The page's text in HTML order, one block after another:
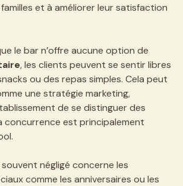
familles et à améliorer leur satisfaction
le bar n’offre aucune option de
, les clients peuvent se sentir libres
ou des repas simples. Cela peut
une stratégie marketing,
de se distinguer des
concurrence est principalement
négligé concerne les
comme les anniversaires ou les